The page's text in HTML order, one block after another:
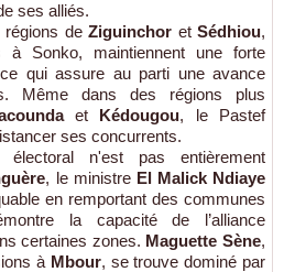
ses alliés.
de Ziguinchor et Sédhiou,
à Sonko, maintiennent une forte
qui assure au parti une avance
Même dans des régions plus
et Kédougou, le Pastef
ses concurrents.
électoral n'est pas entièrement
, le ministre El Malick Ndiaye
en remportant des communes
la capacité de l’alliance
certaines zones. Maguette Sène,
à Mbour, se trouve dominé par